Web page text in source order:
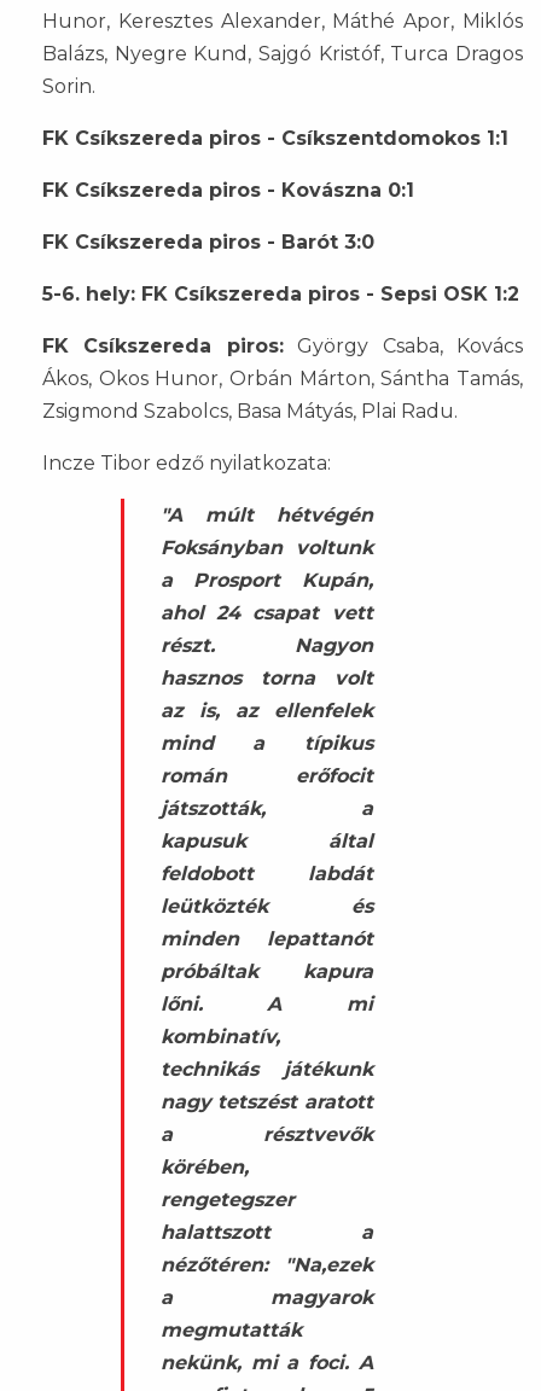
Hunor, Keresztes Alexander, Máthé Apor, Miklós
Balázs, Nyegre Kund, Sajgó Kristóf, Turca Dragos
Sorin.
FK Csíkszereda piros - Csíkszentdomokos 1:1
FK Csíkszereda piros - Kovászna 0:1
FK Csíkszereda piros - Barót 3:0
5-6. hely: FK Csíkszereda piros - Sepsi OSK 1:2
FK Csíkszereda piros:György Csaba, Kovács
Ákos, Okos Hunor, Orbán Márton, Sántha Tamás,
Zsigmond Szabolcs, Basa Mátyás, Plai Radu.
Incze Tibor edző nyilatkozata:
"A múlt hétvégén
Foksányban voltunk
a Prosport Kupán,
ahol 24 csapat vett
részt. Nagyon
hasznos torna volt
az is, az ellenfelek
mind a típikus
román erőfocit
játszották, a
kapusuk által
feldobott labdát
leütközték és
minden lepattanót
próbáltak kapura
lőni. A mi
kombinatív,
technikás játékunk
nagy tetszést aratott
a résztvevők
körében,
rengetegszer
halattszott a
nézőtéren: "Na,ezek
a magyarok
megmutatták
nekünk, mi a foci. A